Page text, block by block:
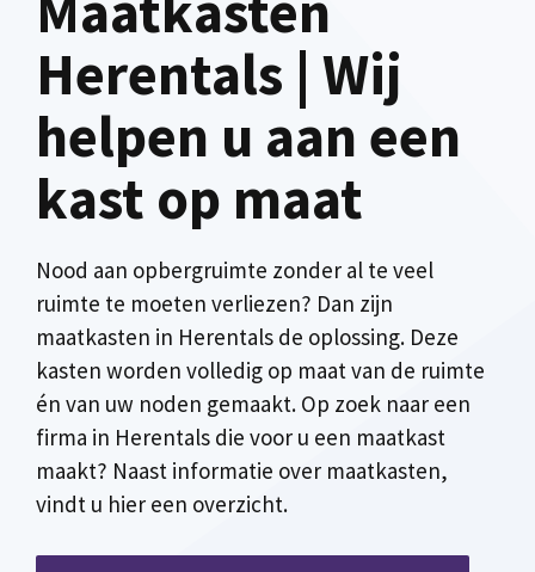
Herentals | Wij
helpen u aan een
kast op maat
Nood aan opbergruimte zonder al te veel
ruimte te moeten verliezen? Dan zijn
maatkasten in Herentals de oplossing. Deze
kasten worden volledig op maat van de ruimte
én van uw noden gemaakt. Op zoek naar een
firma in Herentals die voor u een maatkast
maakt? Naast informatie over maatkasten,
vindt u hier een overzicht.